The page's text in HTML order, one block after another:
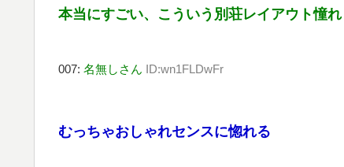
本当にすごい、こういう別荘レイアウト憧
007: 名無しさん ID:wn1FLDwFr
むっちゃおしゃれセンスに惚れる